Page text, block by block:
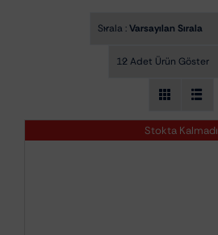
Sırala :Varsayılan Sıralama
12 Adet Ürün Göster
Stokta Kalmadı